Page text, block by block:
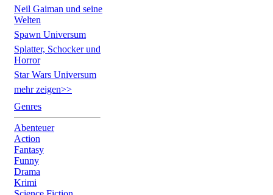
Neil Gaiman und seine
Welten
Spawn Universum
Splatter, Schocker und
Horror
Star Wars Universum
mehr zeigen>>
Genres
Abenteuer
Action
Fantasy
Funny
Drama
Krimi